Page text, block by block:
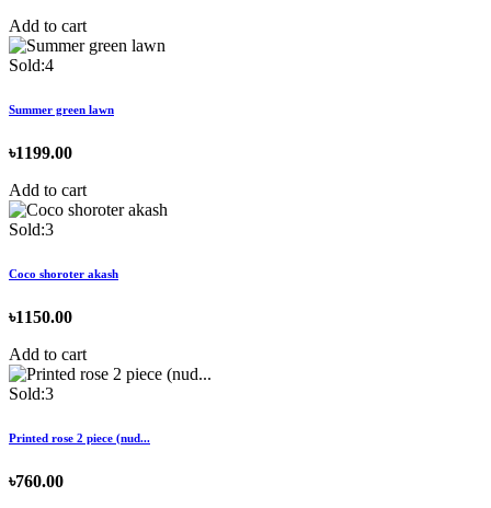
Add to cart
Sold:4
Summer green lawn
৳1199.00
Add to cart
Sold:3
Coco shoroter akash
৳1150.00
Add to cart
Sold:3
Printed rose 2 piece (nud...
৳760.00